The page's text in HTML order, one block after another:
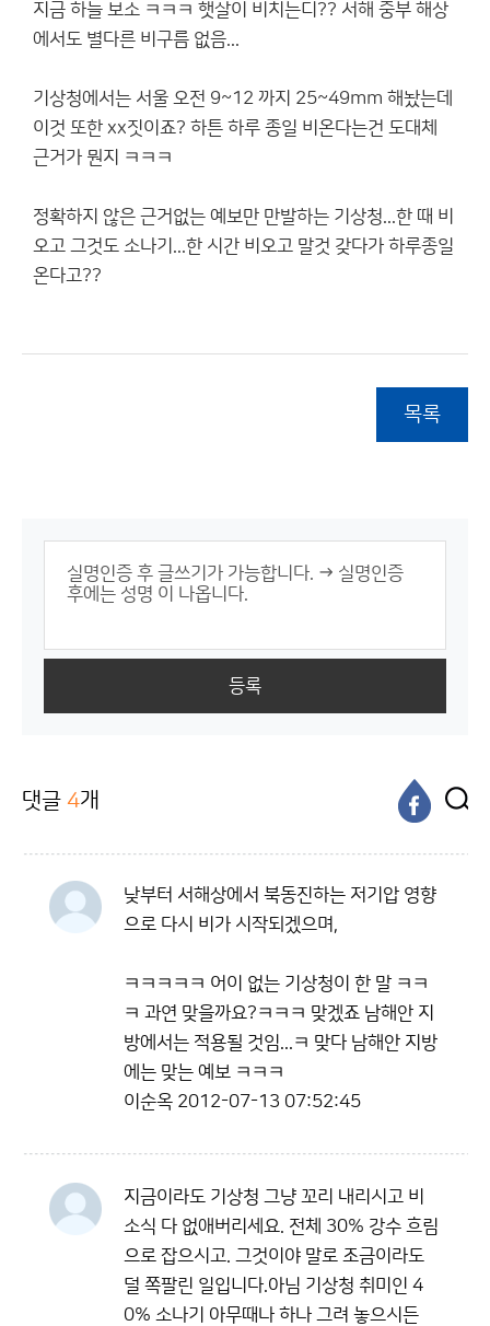
지금 하늘 보소 ㅋㅋㅋ 햇살이 비치는디?? 서해 중부 해상
에서도 별다른 비구름 없음...
기상청에서는 서울 오전 9~12 까지 25~49mm 해놨는데
이것 또한 xx짓이죠? 하튼 하루 종일 비온다는건 도대체
근거가 뭔지 ㅋㅋㅋ
정확하지 않은 근거없는 예보만 만발하는 기상청...한 때 비
오고 그것도 소나기...한 시간 비오고 말것 갖다가 하루종일
온다고??
목록
등록
댓글 4개
낮부터 서해상에서 북동진하는 저기압 영향
으로 다시 비가 시작되겠으며,
ㅋㅋㅋㅋㅋ 어이 없는 기상청이 한 말 ㅋㅋ
ㅋ 과연 맞을까요?ㅋㅋㅋ 맞겠죠 남해안 지
방에서는 적용될 것임...ㅋ 맞다 남해안 지방
에는 맞는 예보 ㅋㅋㅋ
이순옥 2012-07-13 07:52:45
지금이라도 기상청 그냥 꼬리 내리시고 비
소식 다 없애버리세요. 전체 30% 강수 흐림
으로 잡으시고. 그것이야 말로 조금이라도
덜 쪽팔린 일입니다.아님 기상청 취미인 4
0% 소나기 아무때나 하나 그려 놓으시든